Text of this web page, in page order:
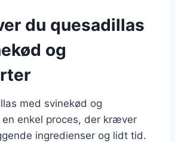
du quesadillas
og
med svinekød og
enkel proces, der kræver
ingredienser og lidt tid.